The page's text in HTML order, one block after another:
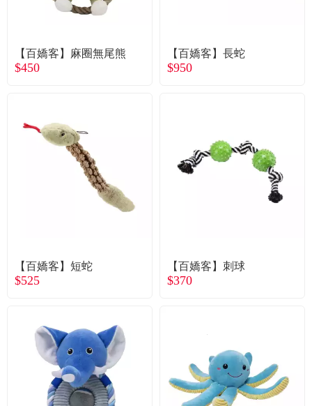
【百嬌客】麻圈無尾熊
$450
【百嬌客】長蛇
$950
【百嬌客】短蛇
$525
【百嬌客】刺球
$370